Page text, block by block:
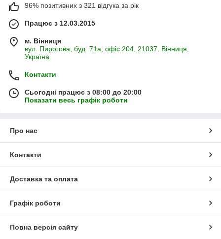
96% позитивних з 321 відгука за рік
Працює з 12.03.2015
м. Вінниця
вул. Пирогова, буд. 71а, офіс 204, 21037, Вінниця,
Україна
Контакти
Сьогодні працює з 08:00 до 20:00
Показати весь графік роботи
Про нас
Контакти
Доставка та оплата
Графік роботи
Повна версія сайту